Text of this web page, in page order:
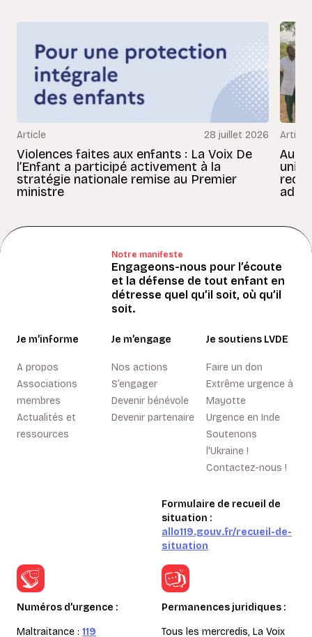
Article 28 juillet 2026
Violences faites aux enfants : La Voix De
l’Enfant a participé activement à la
stratégie nationale remise au Premier
ministre
Article
Au
Notre manifeste
Engageons-nous pour l’écoute
et la défense de tout enfant en
détresse quel qu’il soit, où qu’il
soit.
Je m’informe
A propos
Associations
membres
Actualités et
ressources
Je m’engage
Nos actions
S’engager
Devenir bénévole
Devenir partenaire
Je soutiens LVDE
Faire un don
Extrême urgence à
Mayotte
Urgence en Inde
Soutenons
l'Ukraine !
Contactez-nous !
Formulaire de recueil de
situation :
allo119.gouv.fr/recueil-de-
situation
Numéros d’urgence :
Maltraitance : 119
Permanences juridiques :
Tous les mercredis, La Voix